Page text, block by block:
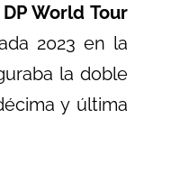
DP World Tour
2023 en la
la doble
y última